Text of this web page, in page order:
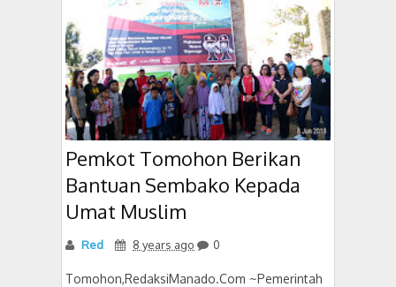
Pemkot Tomohon Berikan
Bantuan Sembako Kepada
Umat Muslim
Red 8 years ago 0
Tomohon,RedaksiManado.Com ~Pemerintah